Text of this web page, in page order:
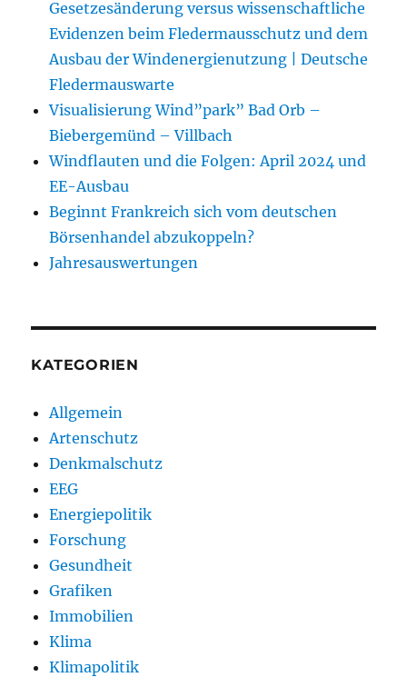
Gesetzesänderung versus wissenschaftliche
Evidenzen beim Fledermausschutz und dem
Ausbau der Windenergienutzung | Deutsche
Fledermauswarte
Visualisierung Wind”park” Bad Orb –
Biebergemünd – Villbach
Windflauten und die Folgen: April 2024 und
EE-Ausbau
Beginnt Frankreich sich vom deutschen
Börsenhandel abzukoppeln?
Jahresauswertungen
KATEGORIEN
Allgemein
Artenschutz
Denkmalschutz
EEG
Energiepolitik
Forschung
Gesundheit
Grafiken
Immobilien
Klima
Klimapolitik